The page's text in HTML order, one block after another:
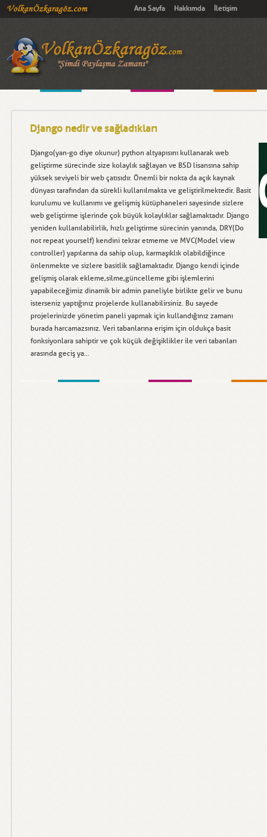
Ana Sayfa Hakkımda İletişim
Django nedir ve sağladıkları
Django(yan-go diye okunur) python altyapısını kullanarak web
geliştirme sürecinde size kolaylık sağlayan ve BSD lisansına sahip
yüksek seviyeli bir web çatısıdır. Önemli bir nokta da açık kaynak
dünyası tarafından da sürekli kullanılmakta ve geliştirilmektedir. Basit
kurulumu ve kullanımı ve gelişmiş kütüphaneleri sayesinde sizlere
web geliştirme işlerinde çok büyük kolaylıklar sağlamaktadır. Django
yeniden kullanılabilirlik, hızlı geliştirme sürecinin yanında, DRY(Do
not repeat yourself) kendini tekrar etmeme ve MVC(Model view
controller) yapılarına da sahip olup, karmaşıklık olabildiğince
önlenmekte ve sizlere basitlik sağlamaktadır. Django kendi içinde
gelişmiş olarak ekleme,silme,güncelleme gibi işlemlerini
yapabileceğimiz dinamik bir admin paneliyle birlikte gelir ve bunu
isterseniz yaptığınız projelerde kullanabilirsiniz. Bu sayede
projelerinizde yönetim paneli yapmak için kullandığınız zamanı
burada harcamazsınız. Veri tabanlarına erişim için oldukça basit
fonksiyonlara sahiptir ve çok küçük değişiklikler ile veri tabanları
arasında geciş ya...